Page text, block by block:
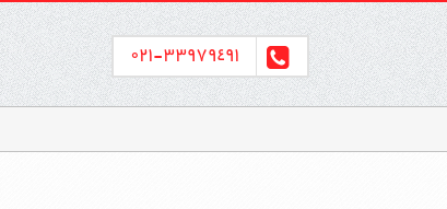
٣٣٩٧٩٤٩١-٠٢١